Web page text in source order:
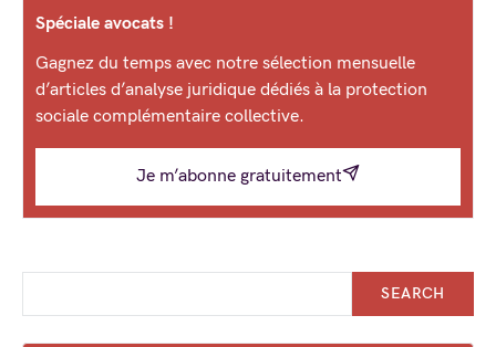
Spéciale avocats !
Gagnez du temps avec notre sélection mensuelle
d’articles d’analyse juridique dédiés à la protection
sociale complémentaire collective.
Je m’abonne gratuitement
SEARCH